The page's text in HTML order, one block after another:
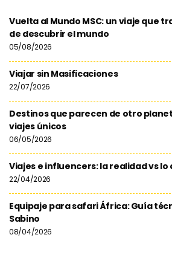
Vuelta al Mundo MSC: un viaje que
de descubrir el mundo
05/08/2026
Viajar sin Masificaciones
22/07/2026
Destinos que parecen de otro
viajes únicos
06/05/2026
Viajes e influencers: la realidad vs lo
22/04/2026
Equipaje para safari África: Guía
Sabino
08/04/2026